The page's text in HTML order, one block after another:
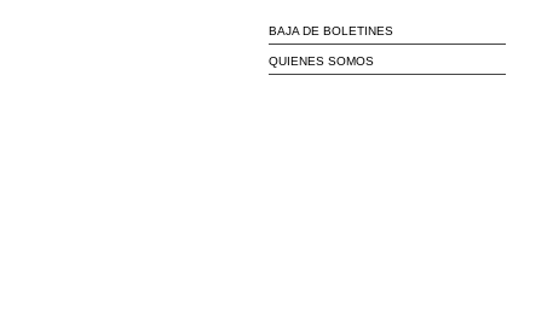
BAJA DE BOLETINES
QUIENES SOMOS